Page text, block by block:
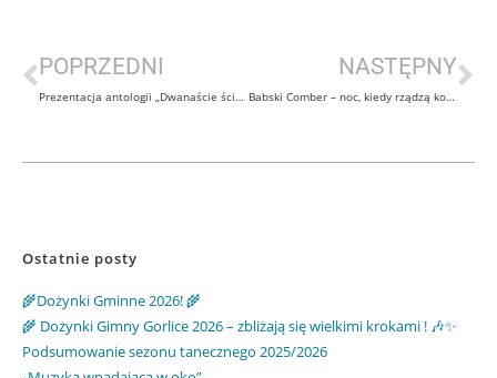
POPRZEDNI
Prezentacja antologii „Dwanaście ścieżek słów” już za nami !
NASTĘPNY
Babski Comber – noc, kiedy rządzą kobiety!
Ostatnie posty
🌾Dożynki Gminne 2026! 🌾
🌾 Dożynki Gimny Gorlice 2026 – zbliżają się wielkimi krokami ! 🎶✨
Podsumowanie sezonu tanecznego 2025/2026